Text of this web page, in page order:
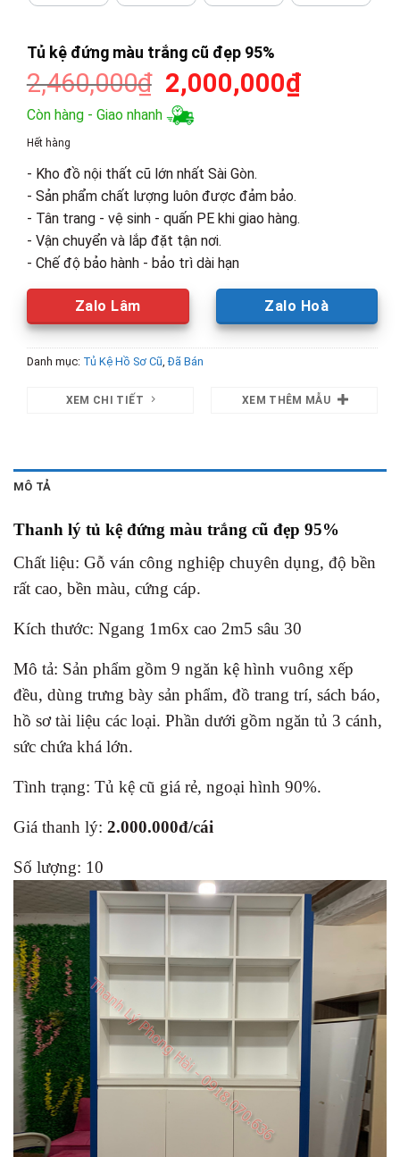
Tủ kệ đứng màu trắng cũ đẹp 95%
2,460,000₫ Giá
gốc
là:
2,000,000₫Giá
Còn hàng - Giao nhanh
Hết hàng
- Kho đồ nội thất cũ lớn nhất Sài Gòn.
- Sản phẩm chất lượng luôn được đảm bảo.
- Tân trang - vệ sinh - quấn PE khi giao hàng.
- Vận chuyển và lắp đặt tận nơi.
- Chế độ bảo hành - bảo trì dài hạn
Zalo Lâm Zalo Hoà
Danh mục: Tủ Kệ Hồ Sơ Cũ,Đã Bán
XEM CHI TIẾT XEM THÊM MẪU
MÔ TẢ
Thanh lý tủ kệ đứng màu trắng cũ đẹp 95%
Chất liệu: Gỗ ván công nghiệp chuyên dụng, độ bền
rất cao, bền màu, cứng cáp.
Kích thước: Ngang 1m6x cao 2m5 sâu 30
Mô tả: Sản phẩm gồm 9 ngăn kệ hình vuông xếp
đều, dùng trưng bày sản phẩm, đồ trang trí, sách báo,
hồ sơ tài liệu các loại. Phần dưới gồm ngăn tủ 3 cánh,
sức chứa khá lớn.
Tình trạng: Tủ kệ cũ giá rẻ, ngoại hình 90%.
Giá thanh lý: 2.000.000đ/cái
Số lượng: 10